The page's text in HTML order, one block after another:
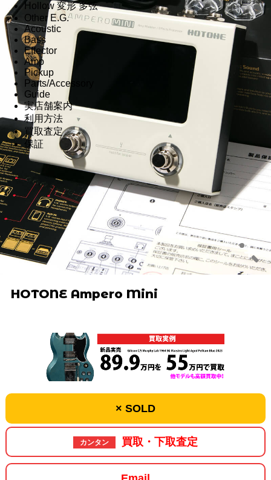
Hollow 変形 多弦
Other E.G.
Acoustic
Bass
Effector
Amp
Pickup
Parts/Accessory
Guide
実店舗案内
利用方法
買取査定
保証
HOTONE Ampero Mini
× SOLD
カンタン 買取・下取査定